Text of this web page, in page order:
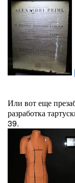
Или вот еще
разработка
39.